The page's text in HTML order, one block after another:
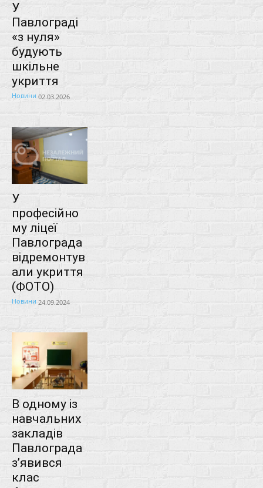
У
Павлограді
«з нуля»
будують
шкільне
укриття
Новини 02.03.2026
У
професійно
му ліцеї
Павлограда
відремонтув
али укриття
(ФОТО)
Новини 24.09.2024
В одному із
навчальних
закладів
Павлограда
з’явився
клас